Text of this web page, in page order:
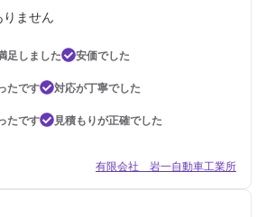
ません
足しました
安価でした
たです
対応が丁寧でした
たです
見積もりが正確でした
有限会社 岩一自動車工業所